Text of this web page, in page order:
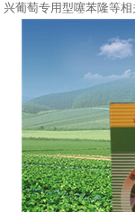
兴葡萄专用型噻苯隆等